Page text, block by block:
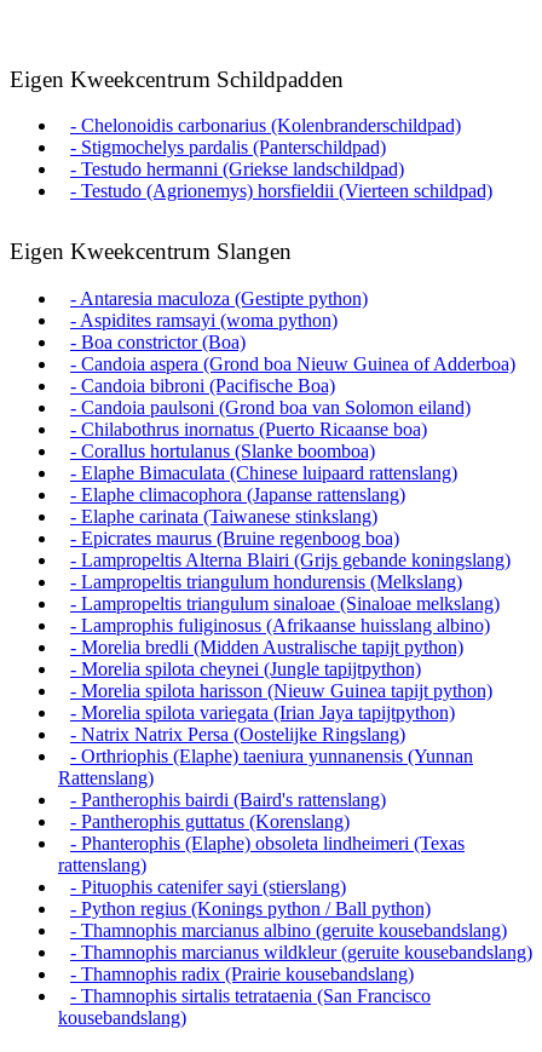
Eigen Kweekcentrum Schildpadden
- Chelonoidis carbonarius (Kolenbranderschildpad)
- Stigmochelys pardalis (Panterschildpad)
- Testudo hermanni (Griekse landschildpad)
- Testudo (Agrionemys) horsfieldii (Vierteen schildpad)
Eigen Kweekcentrum Slangen
- Antaresia maculoza (Gestipte python)
- Aspidites ramsayi (woma python)
- Boa constrictor (Boa)
- Candoia aspera (Grond boa Nieuw Guinea of Adderboa)
- Candoia bibroni (Pacifische Boa)
- Candoia paulsoni (Grond boa van Solomon eiland)
- Chilabothrus inornatus (Puerto Ricaanse boa)
- Corallus hortulanus (Slanke boomboa)
- Elaphe Bimaculata (Chinese luipaard rattenslang)
- Elaphe climacophora (Japanse rattenslang)
- Elaphe carinata (Taiwanese stinkslang)
- Epicrates maurus (Bruine regenboog boa)
- Lampropeltis Alterna Blairi (Grijs gebande koningslang)
- Lampropeltis triangulum hondurensis (Melkslang)
- Lampropeltis triangulum sinaloae (Sinaloae melkslang)
- Lamprophis fuliginosus (Afrikaanse huisslang albino)
- Morelia bredli (Midden Australische tapijt python)
- Morelia spilota cheynei (Jungle tapijtpython)
- Morelia spilota harisson (Nieuw Guinea tapijt python)
- Morelia spilota variegata (Irian Jaya tapijtpython)
- Natrix Natrix Persa (Oostelijke Ringslang)
- Orthriophis (Elaphe) taeniura yunnanensis (Yunnan
Rattenslang)
- Pantherophis bairdi (Baird's rattenslang)
- Pantherophis guttatus (Korenslang)
- Phanterophis (Elaphe) obsoleta lindheimeri (Texas
rattenslang)
- Pituophis catenifer sayi (stierslang)
- Python regius (Konings python / Ball python)
- Thamnophis marcianus albino (geruite kousebandslang)
- Thamnophis marcianus wildkleur (geruite kousebandslang)
- Thamnophis radix (Prairie kousebandslang)
- Thamnophis sirtalis tetrataenia (San Francisco
kousebandslang)